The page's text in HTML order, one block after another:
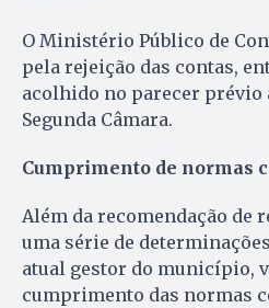
O Ministério Público de
pela rejeição das contas,
acolhido no parecer prévio
Segunda Câmara.
Cumprimento de normas
Além da recomendação de
uma série de
atual gestor do município,
cumprimento das normas